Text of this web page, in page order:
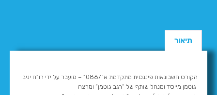
תיאור
הקורס חשבונאות פיננסית מתקדמת א’ 10867 – מועבר על ידי רו”ח יניב
גוטמן מייסד ומנהל שותף של “רגב גוטמן” ומרצה